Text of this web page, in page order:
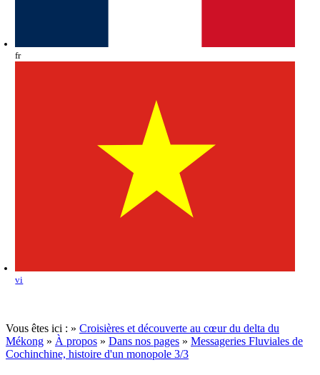
fr
vi
Vous êtes ici : » Croisières et découverte au cœur du delta du
Mékong » À propos » Dans nos pages » Messageries Fluviales de
Cochinchine, histoire d'un monopole 3/3